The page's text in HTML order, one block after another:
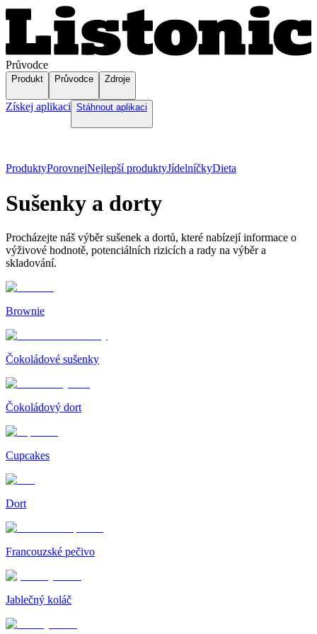
Průvodce
Produkt Průvodce Zdroje
Získej aplikaci Stáhnout aplikaci
ProduktyPorovnejNejlepší produktyJídelníčkyDieta
Sušenky a dorty
Procházejte náš výběr sušenek a dortů, které nabízejí informace o
výživové hodnotě, potenciálních rizicích a rady na výběr a
skladování.
Brownie
Čokoládové sušenky
Čokoládový dort
Cupcakes
Dort
Francouzské pečivo
Jablečný koláč